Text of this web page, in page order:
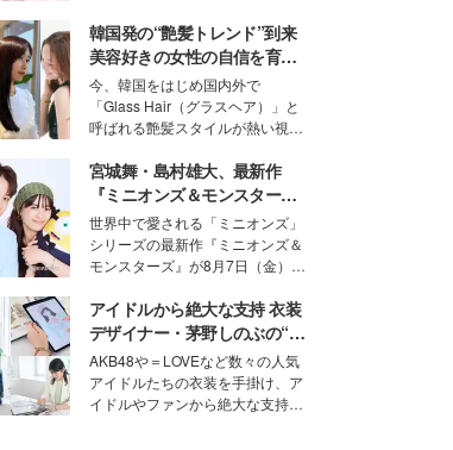
モデル・愛甲ひかりさんと橋下美
好さんを迎えて本音で女子会トー
ク。猛暑のお出かけを快適に過ご
すヒントや、2人が感動した夏の
生理の新常識にも迫りました。
韓国発の“艶髪トレンド”到来
美容好きの女性の自信を育む
「ヘアケア事情」って？
今、韓国をはじめ国内外で
「Glass Hair（グラスヘア）」と
呼ばれる艶髪スタイルが熱い視線
ションの完成度を高めるベースと
して、“髪そのものの美しさ”に改
めて注目する人が増えている様
子。今回は、そんな憧れの艶やか
な髪を日常で叶える、美容好きの
女性たちのヘアケア事情を紹介し
ます。
宮城舞・島村雄大、最新作
『ミニオンズ＆モンスター
ズ』の魅力熱弁 ハチャメチャ
だけじゃない“友情と絆”に感
動
世界中で愛される「ミニオンズ」
シリーズの最新作『ミニオンズ＆
モンスターズ』が8月7日（金）に
ニオン好き”という共通点を持つモ
デルの宮城舞と島村雄大の特別対
談をお届け！それぞれの視点か
ら、今作ならではの魅力や予想外
の感動をもたらす奥深いストーリ
ーについて熱く語り合ってもらっ
アイドルから絶大な支持 衣装
デザイナー・茅野しのぶの“可
愛い”を作る美学＜「シチズン
クロスシー」インタビュー＞
AKB48や＝LOVEなど数々の人気
アイドルたちの衣装を手掛け、ア
イドルやファンから絶大な支持を